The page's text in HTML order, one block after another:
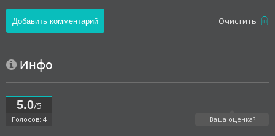
Oчистить
Инфо
5.0/5
Голосов: 4 Ваша оценка?